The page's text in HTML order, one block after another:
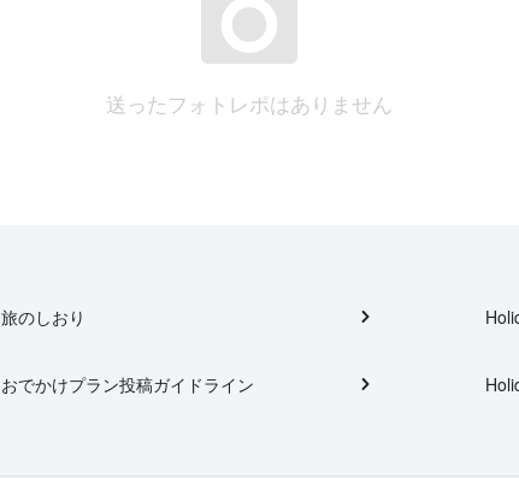
送ったフォトレポはありません
旅のしおり
おでかけプラン投稿ガイドライン